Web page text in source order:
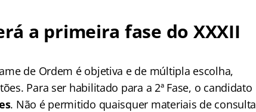
a primeira fase do XXXII
de Ordem é objetiva e de múltipla escolha,
Para ser habilitado para a 2ª Fase, o candidato
. Não é permitido quaisquer materiais de consulta